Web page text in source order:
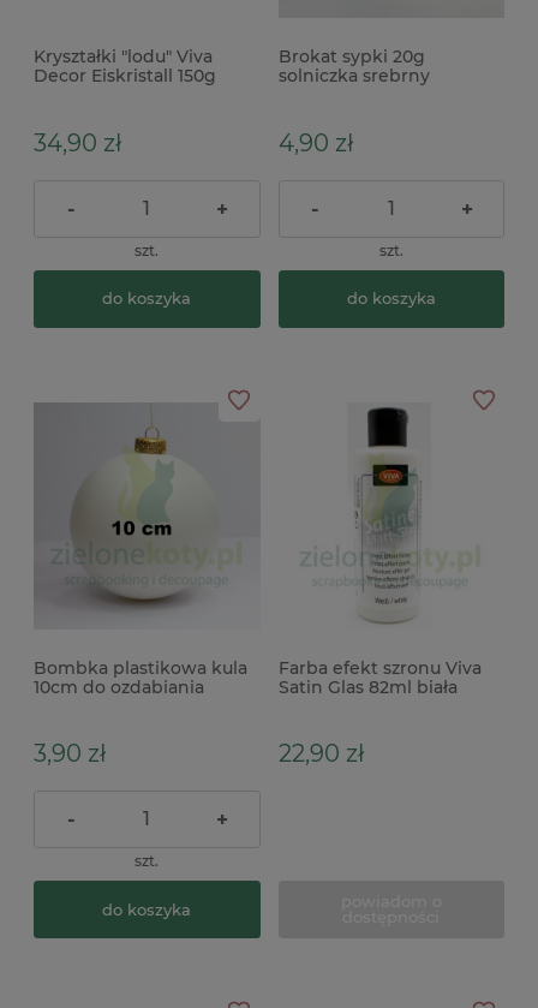
Kryształki "lodu" Viva
Decor Eiskristall 150g
34,90 zł
- +
szt.
do koszyka
Brokat sypki 20g
solniczka srebrny
4,90 zł
- +
szt.
do koszyka
Bombka plastikowa kula
10cm do ozdabiania
3,90 zł
- +
szt.
do koszyka
Farba efekt szronu Viva
Satin Glas 82ml biała
22,90 zł